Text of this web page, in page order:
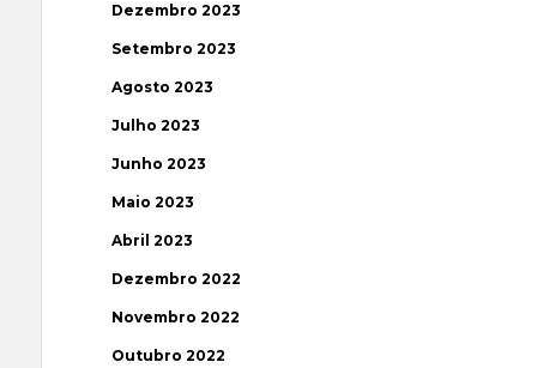
Dezembro 2023
Setembro 2023
Agosto 2023
Julho 2023
Junho 2023
Maio 2023
Abril 2023
Dezembro 2022
Novembro 2022
Outubro 2022